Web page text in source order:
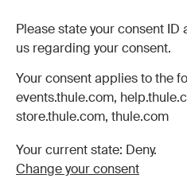
Please state your consent
us regarding your consent.
Your consent applies to the
events.thule.com,
store.thule.com, thule.com
Your current state: Deny.
Change your consent